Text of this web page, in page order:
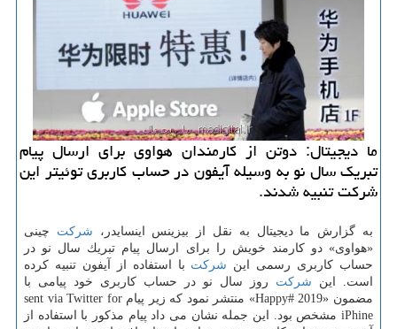
ما دیجیتال: دوتن از كارمندان هواوی برای ارسال پیام
تبریك سال نو به وسیله آیفون در حساب كاربری توئیتر این
شركت تنبیه شدند.
به گزارش ما دیجیتال به نقل از بیزینس اینسایدر، شركت چینی
«هواوی» دو كارمند خویش را برای ارسال پیام تبریك سال نو در
حساب كاربری رسمی این شركت با استفاده از آیفون تنبیه كرده
است. این شركت روز سال نو در حساب كاربری خود پیامی با
مضمون «Happy# 2019» منتشر نمود كه زیر پیام sent via Twitter for
iPhine مشخص بود. این جمله نشان می داد پیام مذكور با استفاده از